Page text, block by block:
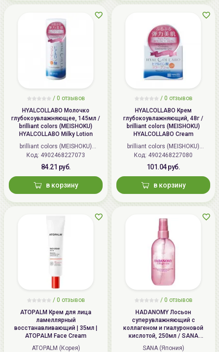
/ 0 отзывов
HYALCOLLABO Молочко
глубокоувлажняющее, 145мл /
brilliant colors (MEISHOKU)
HYALCOLLABO Milky Lotion
brilliant colors (MEISHOKU)
(Япония)
Код: 4902468227073
84.21 руб.
в корзину
/ 0 отзывов
HYALCOLLABO Крем
глубокоувлажняющий, 48г /
brilliant colors (MEISHOKU)
HYALCOLLABO Cream
brilliant colors (MEISHOKU)
(Япония)
Код: 4902468227080
101.04 руб.
в корзину
/ 0 отзывов
ATOPALM Крем для лица
ламеллярный
восстанавливающий | 35мл |
ATOPALM Face Cream
ATOPALM (Корея)
/ 0 отзывов
HADANOMY Лосьон
суперувлажняющий с
коллагеном и гиалуроновой
кислотой, 250мл / SANA
HADANOMY Collagen mist
SANA (Япония)